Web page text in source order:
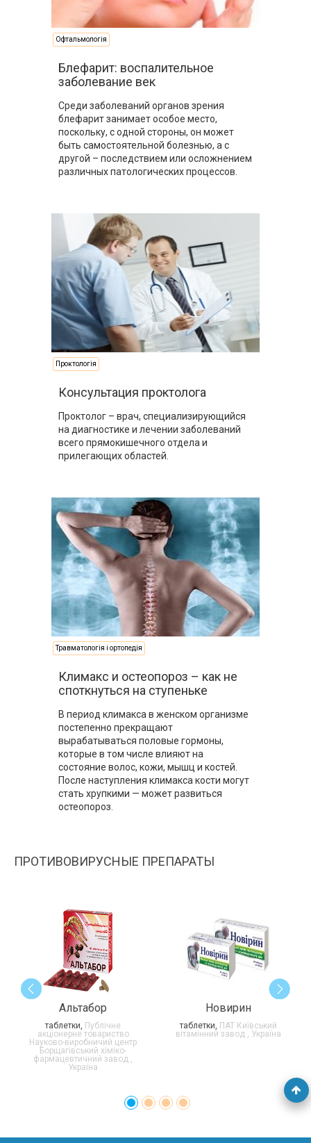
Офтальмологія
Блефарит: воспалительное
заболевание век
Среди заболеваний органов зрения
блефарит занимает особое место,
поскольку, с одной стороны, он может
быть самостоятельной болезнью, а с
другой – последствием или осложнением
различных патологических процессов.
Проктологія
Консультация проктолога
Проктолог – врач, специализирующийся
на диагностике и лечении заболеваний
всего прямокишечного отдела и
прилегающих областей.
Травматологія і ортопедія
Климакс и остеопороз – как не
споткнуться на ступеньке
В период климакса в женском организме
постепенно прекращают
вырабатываться половые гормоны,
которые в том числе влияют на
состояние волос, кожи, мышц и костей.
После наступления климакса кости могут
стать хрупкими — может развиться
остеопороз.
ПРОТИВОВИРУСНЫЕ ПРЕПАРАТЫ
Альтабор
таблетки, Публічне
акціонерне товариство
Науково-виробничий центр
Борщагівський хіміко-
фармацевтичний завод ,
Україна
Новирин
таблетки, ПАТ Київський
вітамінний завод , Україна